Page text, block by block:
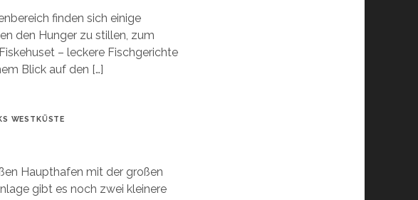
finden sich einige
den Hunger zu stillen, zum
– leckere Fischgerichte
Blick auf den […]
WESTKÜSTE
Haupthafen mit der großen
gibt es noch zwei kleinere